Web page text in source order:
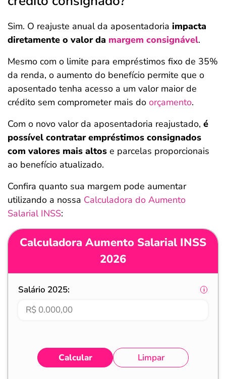
Sim. O reajuste anual da aposentadoria impacta
diretamente o valor da margem consignável.
Mesmo com o limite para empréstimos fixo de 35%
da renda, o aumento do benefício permite que o
aposentado tenha acesso a um valor maior de
crédito sem comprometer mais do orçamento.
Com o novo valor da aposentadoria reajustado, é
possível contratar empréstimos consignados
com valores mais altos e parcelas proporcionais
ao benefício atualizado.
Confira quanto sua margem pode aumentar
utilizando a nossa Calculadora do Aumento
Salarial INSS:
Calculadora Aumento Salarial INSS
2026
Salário 2025:
Calcular Limpar